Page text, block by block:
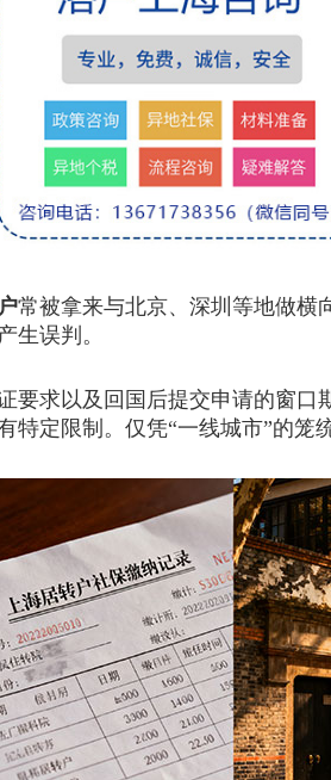
常被拿来与北京、深圳等地做横
生误判。
求以及回国后提交申请的窗口
特定限制。仅凭“一线城市”的笼